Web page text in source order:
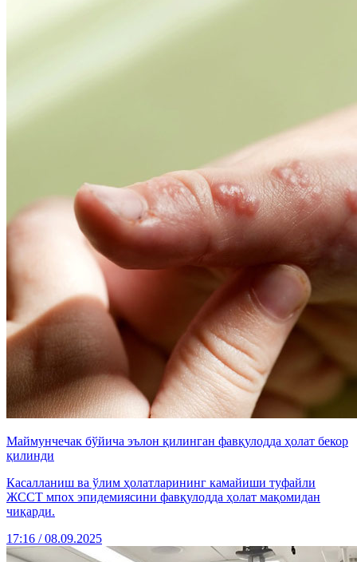
Маймунчечак бўйича эълон қилинган фавқулодда ҳолат бекор
қилинди
Касалланиш ва ўлим ҳолатларининг камайиши туфайли
ЖССТ мпох эпидемиясини фавқулодда ҳолат мақомидан
чиқарди.
17:16 / 08.09.2025